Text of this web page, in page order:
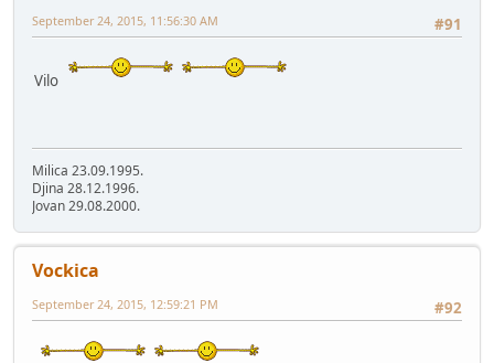
#91
September 24, 2015, 11:56:30 AM
Vilo
Milica 23.09.1995.
Djina 28.12.1996.
Jovan 29.08.2000.
Vockica
#92
September 24, 2015, 12:59:21 PM